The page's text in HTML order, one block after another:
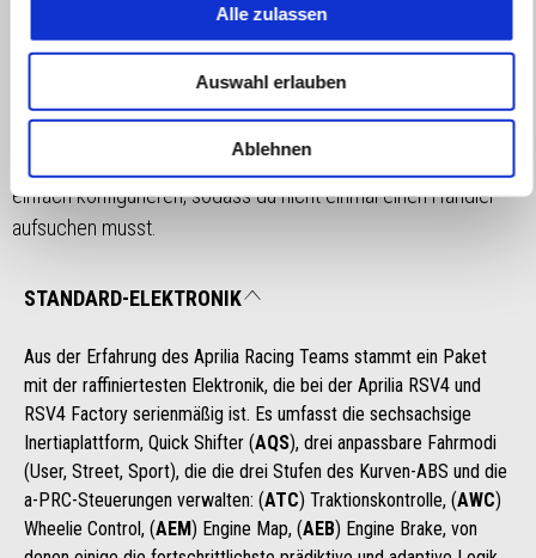
Alle zulassen
Auswahl erlauben
Ablehnen
passt sich dynamisch an, um eine maßgeschneiderte Reaktion
elektronische Managementsystem, das dir zur Verfügung
steht, lässt sich dank einer In-App-Kauf-Option auch ganz
einfach konfigurieren, sodass du nicht einmal einen Händler
aufsuchen musst.
STANDARD-ELEKTRONIK
Aus der Erfahrung des Aprilia Racing Teams stammt ein Paket
mit der raffiniertesten Elektronik, die bei der Aprilia RSV4 und
RSV4 Factory serienmäßig ist. Es umfasst die sechsachsige
Inertiaplattform, Quick Shifter (AQS), drei anpassbare Fahrmodi
(User, Street, Sport), die die drei Stufen des Kurven-ABS und die
a-PRC-Steuerungen verwalten: (ATC) Traktionskontrolle, (AWC)
Wheelie Control, (AEM ) Engine Map, (AEB) Engine Brake, von